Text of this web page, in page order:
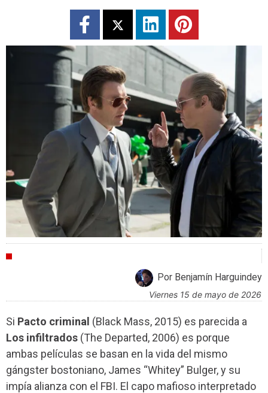
Por Benjamín Harguindey
viernes 15 de mayo de 2026
Si Pacto criminal (Black Mass, 2015) es parecida a
Los infiltrados (The Departed, 2006) es porque
ambas películas se basan en la vida del mismo
gángster bostoniano, James “Whitey” Bulger, y su
impía alianza con el FBI. El capo mafioso interpretado